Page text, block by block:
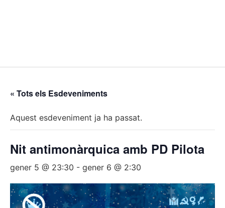
« Tots els Esdeveniments
Aquest esdeveniment ja ha passat.
Nit antimonàrquica amb PD Pilota
gener 5 @ 23:30 - gener 6 @ 2:30